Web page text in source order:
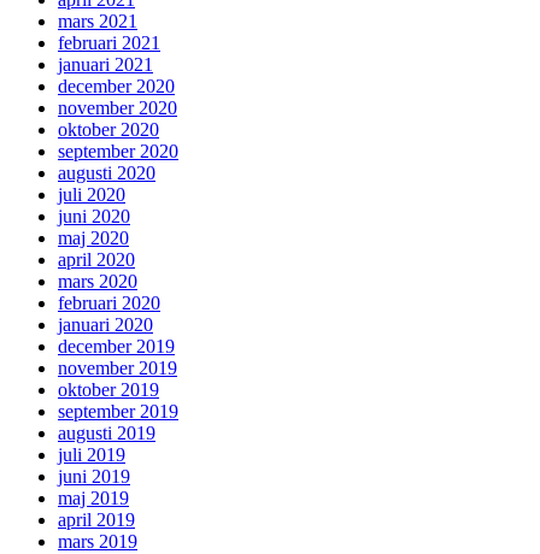
mars 2021
februari 2021
januari 2021
december 2020
november 2020
oktober 2020
september 2020
augusti 2020
juli 2020
juni 2020
maj 2020
april 2020
mars 2020
februari 2020
januari 2020
december 2019
november 2019
oktober 2019
september 2019
augusti 2019
juli 2019
juni 2019
maj 2019
april 2019
mars 2019